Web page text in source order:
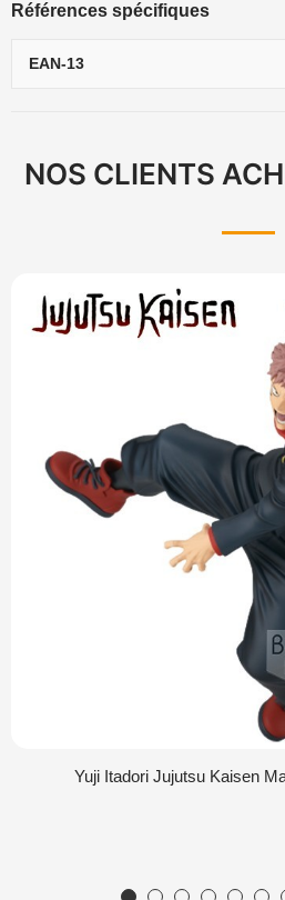
Références spécifiques
EAN-13
NOS CLIENTS
Yuji Itadori Jujutsu Kaisen